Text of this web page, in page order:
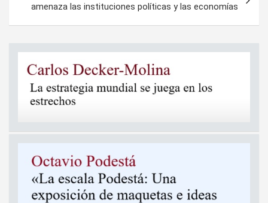
amenaza las instituciones políticas y las economías